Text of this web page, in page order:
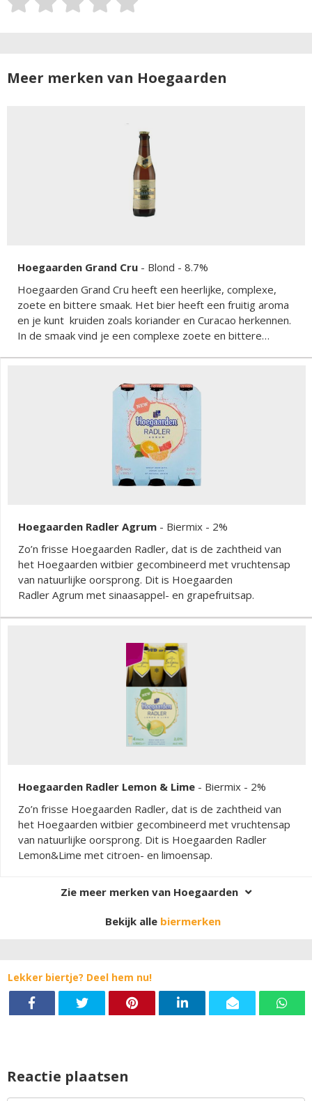
Meer merken van Hoegaarden
Hoegaarden Grand Cru - Blond - 8.7%
Hoegaarden Grand Cru heeft een heerlijke, complexe,
zoete en bittere smaak. Het bier heeft een fruitig aroma
en je kunt kruiden zoals koriander en Curacao herkennen.
In de smaak vind je een complexe zoete en bittere
Hoegaarden Radler Agrum - Biermix - 2%
Zo’n frisse Hoegaarden Radler, dat is de zachtheid van
het Hoegaarden witbier gecombineerd met vruchtensap
van natuurlijke oorsprong. Dit is Hoegaarden
Radler Agrum met sinaasappel- en grapefruitsap.
Hoegaarden Radler Lemon & Lime - Biermix - 2%
Zo’n frisse Hoegaarden Radler, dat is de zachtheid van
het Hoegaarden witbier gecombineerd met vruchtensap
van natuurlijke oorsprong. Dit is Hoegaarden Radler
Lemon&Lime met citroen- en limoensap.
Zie meer merken van Hoegaarden
Bekijk alle biermerken
Lekker biertje? Deel hem nu!
Reactie plaatsen